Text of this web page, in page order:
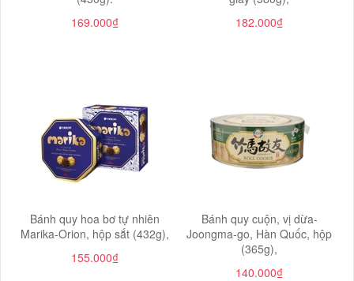
169.000₫
182.000₫
Bánh quy hoa bơ tự nhiên
Marika-Orion, hộp sắt (432g),
155.000₫
Bánh quy cuộn, vị dừa-
Joongma-go, Hàn Quốc, hộp
(365g),
140.000₫